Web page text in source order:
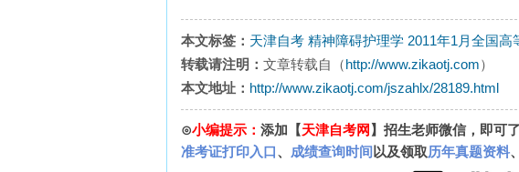
本文标签： 天津自考 精神障碍护理学 2011年1月全国高
转载请注明： 文章转载自（http://www.zikaotj.com）
本文地址： http://www.zikaotj.com/jszahlx/28189.html
⊙小编提示： 添加【天津自考网 】招生老师微信，即可
准考证打印入口、 成绩查询时间 以及领取历年真题资料、